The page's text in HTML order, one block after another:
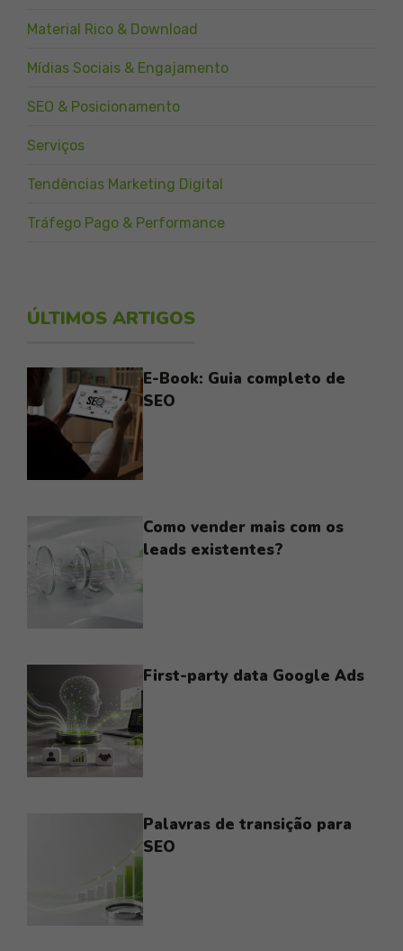
Material Rico & Download
Mídias Sociais & Engajamento
SEO & Posicionamento
Serviços
Tendências Marketing Digital
Tráfego Pago & Performance
ÚLTIMOS ARTIGOS
E-Book: Guia completo de
SEO
Como vender mais com os
leads existentes?
First-party data Google Ads
Palavras de transição para
SEO